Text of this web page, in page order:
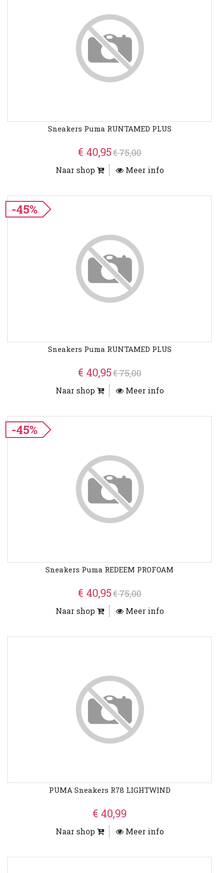
Sneakers Puma RUNTAMED PLUS
€ 40,95€ 75,00
Naar shop Meer info
-45%
Sneakers Puma RUNTAMED PLUS
€ 40,95€ 75,00
Naar shop Meer info
-45%
Sneakers Puma REDEEM PROFOAM
€ 40,95€ 75,00
Naar shop Meer info
PUMA Sneakers R78 LIGHTWIND
€ 40,99
Naar shop Meer info